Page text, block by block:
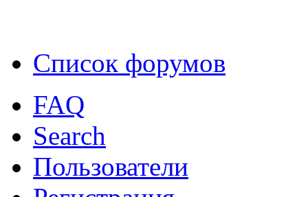
Список форумов
FAQ
Search
Пользователи